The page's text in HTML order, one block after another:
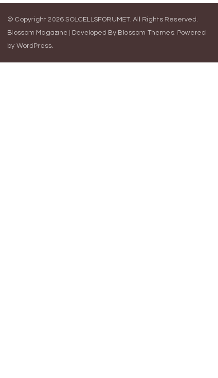
© Copyright 2026SOLCELLSFORUMET. All Rights Reserved.
Blossom Magazine | Developed By Blossom Themes. Powered
by WordPress.